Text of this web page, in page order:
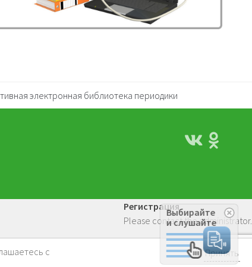
электронная библиотека периодики
с
Принять
Регистрация
Please contact the administrator.
Выбирайте
и слушайте